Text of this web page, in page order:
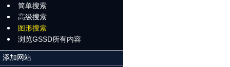
简单搜索
高级搜索
图形搜索
浏览GSSD所有内容
添加网站